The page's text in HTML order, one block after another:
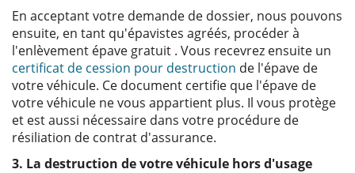
En acceptant votre demande de dossier, nous pouvons
ensuite, en tant qu'épavistes agréés, procéder à
l'enlèvement épave gratuit . Vous recevrez ensuite un
certificat de cession pour destruction de l'épave de
votre véhicule. Ce document certifie que l'épave de
votre véhicule ne vous appartient plus. Il vous protège
et est aussi nécessaire dans votre procédure de
résiliation de contrat d'assurance.
3. La destruction de votre véhicule hors d'usage